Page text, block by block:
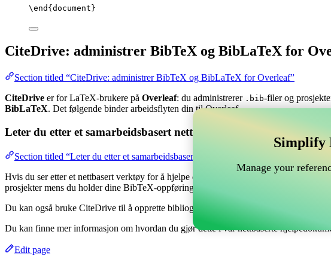
\end { document }
CiteDrive: administrer BibTeX og BibLaTeX for
Section titled “CiteDrive: administrer BibTeX og BibLaTeX for Overleaf”
CiteDrive er for LaTeX-brukere på Overleaf: du administrerer .bib-filer og
BibLaTeX. Det følgende binder arbeidsflyten din til Overleaf.
Leter du etter et samarbeidsbasert nettverktøy for å håndtere din
Section titled “Leter du etter et samarbeidsbasert nettverktøy for å håndtere din
Hvis du ser etter et nettbasert verktøy for å hjelpe deg med å håndtere dine
prosjekter mens du holder dine BibTeX-oppføringer oppdatert i ditt Overleaf-prosjekt.
Du kan også bruke CiteDrive til å opprette bibliografier og siteringer i ulike stiler,
Du kan finne mer informasjon om hvordan du gjør dette i vår nettbaserte
Edit page
Simplify
Manage your